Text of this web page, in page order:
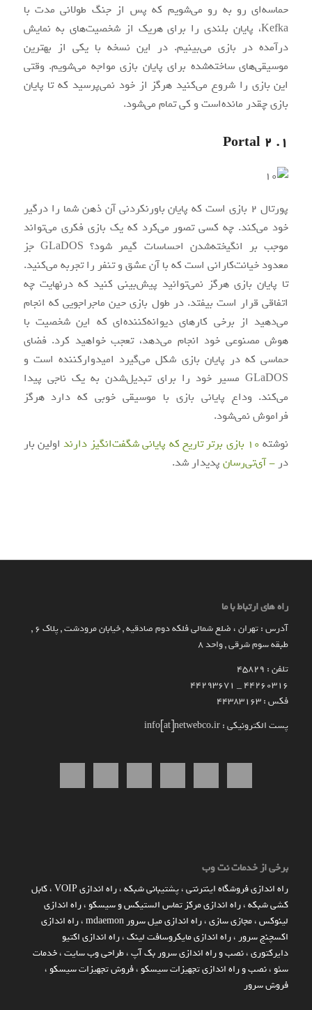
حماسه‌ای رو به رو می‌شویم که پس از جنگ طولانی‌ مدت با
Kefka، پایان بلندی را برای هریک از شخصیت‌‌های به نمایش
درآمده در بازی می‌بینیم. در این نسخه با یکی از بهترین
موسیقی‌های ساخته‌شده برای پایان بازی مواجه می‌شویم. وقتی
این بازی را شروع می‌کنید هرگز از خود نمی‌پرسید که تا پایان
بازی چقدر مانده‌است و کی تمام می‌شود.
۱. Portal 2
پورتال ۲ بازی است که پایان باورنکردنی آن ذهن شما را درگیر
خود می‌کند. چه کسی تصور می‌کرد که یک بازی فکری می‌تواند
موجب بر انگیخته‌شدن احساسات گیمر شود؟ GLaDOS جز
معدود خیانت‌کارانی است که با آن عشق و تنفر را تجربه می‌کنید.
تا پایان بازی هرگز نمی‌توانید پیش‌بینی کنید که درنهایت چه
اتفاقی قرار است بیفتد. در طول بازی حین ماجراجویی که انجام
می‌دهید از برخی کارهای دیوانه‌کننده‌ای که این شخصیت با
هوش مصنوعی خود انجام می‌دهد، تعجب خواهید کرد. فضای
حماسی که در پایان بازی شکل می‌گیرد امیدوارکننده‌ است و
GLaDOS مسیر خود را برای تبدیل‌شدن به یک ناجی پیدا
می‌کند. وداع پایانی بازی با موسیقی خوبی که دارد هرگز
فراموش نمی‌شود.
نوشته ۱۰ بازی برتر تاریخ که پایانی شگفت‌انگیز دارند
اولین بار
در - آی‌تی‌رسانپدیدار شد.
راه های ارتباط با ما
آدرس : تهران ، ضلع شمالی فلکه دوم صادقیه , خیابان مرودشت , پلاک ۶ ,
طبقه سوم شرقی , واحد ۸
تلفن : 45829
۴۴۲۶۰۳۱۶ _ 44293671
فکس : 44383163
پست الکترونیکی : info[at]netwebco.ir
برخی از خدمات نت وب
راه اندازي فروشگاه اينترنتي،پشتیبانی شبکه،راه اندازی VOIP ،کابل
کشی شبکه،راه اندازی مرکز تماس الستیکس و سیسکو،راه اندازی
لینوکس،مجازی سازی،راه اندازی میل سرور mdaemon ،راه اندازی
اکسچنج سرور،راه اندازی مایکروسافت لینک،راه اندازی اکتیو
دایرکتوری،نصب و راه اندازی سرور بک آپ،طراحی وب سایت،خدمات
سئو،نصب و راه اندازی تجهیزات سیسکو،فروش تجهیزات سیسکو،
فروش سرور